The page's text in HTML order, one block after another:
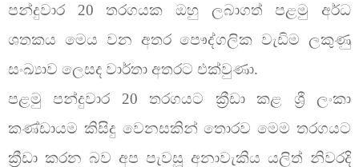
පන්දුවාර 20 තරගයක ඔහු ලබාගත් පළමු අර්ධ
ශතකය මෙය වන අතර පෞද්ගලික වැඩිම ලකුණු
සංඛ්‍යාව ලෙසද වාර්තා අතරට එක්වුණා.
පළමු පන්දුවාර 20 තරගයට ක්‍රීඩා කළ ශ්‍රී ලංකා
කණ්ඩායම කිසිදු වෙනසකින් තොරව මෙම තරගයට
ක්‍රීඩා කරන බව අප පැවසූ අනාවැකිය යලිත් නිවරදි